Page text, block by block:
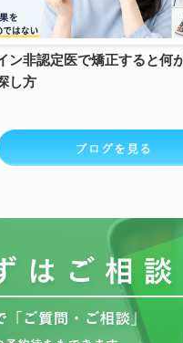
ン非認定医で矯正すると何
し方